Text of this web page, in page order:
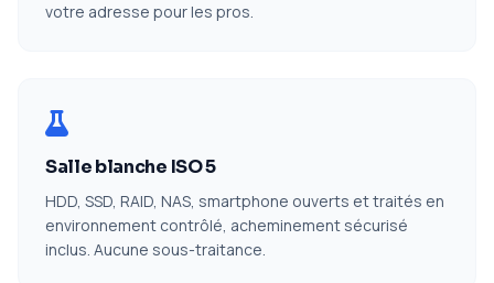
votre adresse pour les pros.
Salle blanche ISO 5
HDD, SSD, RAID, NAS, smartphone ouverts et traités en
environnement contrôlé, acheminement sécurisé
inclus. Aucune sous-traitance.